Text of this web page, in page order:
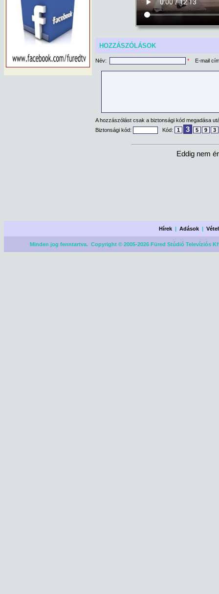
HOZZÁSZÓLÁSOK
Név: * E-mail
A hozzászólást csak a biztonsági kód megadása
Biztonsági kód:
Kód: 1 3 5 9 3
Eddig nem
Hírek |Adások |
Minden jog fenntartva. Copyright © 2005-2026 Füred Stúdió Televíziós